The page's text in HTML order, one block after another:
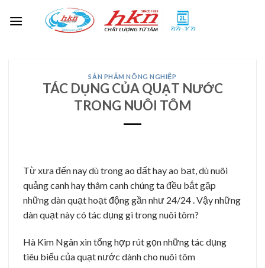
SẢN PHẨM NÔNG NGHIỆP
TÁC DỤNG CỦA QUẠT NƯỚC
TRONG NUÔI TÔM
Từ xưa đến nay dù trong ao đất hay ao bạt, dù nuôi
quảng canh hay thâm canh chúng ta đều bắt gặp
những dàn quạt hoạt động gần như 24/24 . Vậy những
dàn quạt này có tác dụng gì trong nuôi tôm?
Hà Kim Ngân xin tổng hợp rút gọn những tác dụng
tiêu biểu của quạt nước dành cho nuôi tôm